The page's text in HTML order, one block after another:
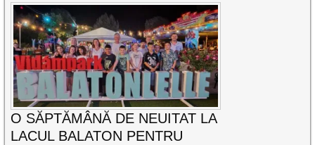
O SĂPTĂMÂNĂ DE NEUITAT LA
LACUL BALATON PENTRU